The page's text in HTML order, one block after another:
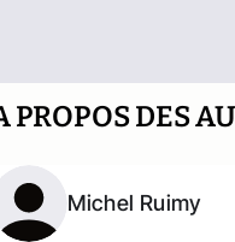
PROPOS DES
Michel Ruimy